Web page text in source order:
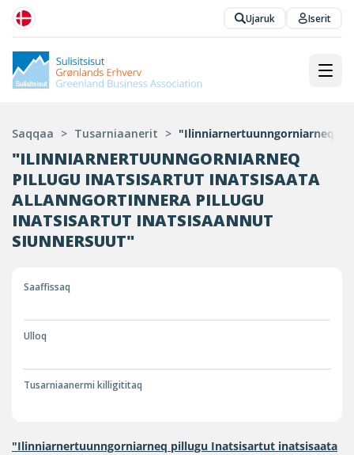
Ujaruk Iserit
Saqqaa > Tusarniaanerit > "Ilinniarnertuunngorniarneq
"ILINNIARNERTUUNNGORNIARNEQ
PILLUGU INATSISARTUT INATSISAATA
ALLANNGORTINNERA PILLUGU
INATSISARTUT INATSISAANNUT
SIUNNERSUUT"
Saaffissaq
Ulloq
Tusarniaanermi killigititaq
"Ilinniarnertuunngorniarneq pillugu Inatsisartut inatsisaata